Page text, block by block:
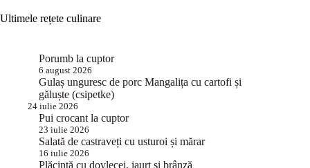
Ultimele rețete culinare
Porumb la cuptor
6 august 2026
Gulaș unguresc de porc Mangalița cu cartofi și
găluște (csipetke)
24 iulie 2026
Pui crocant la cuptor
23 iulie 2026
Salată de castraveți cu usturoi și mărar
16 iulie 2026
Plăcintă cu dovlecei, iaurt și brânză